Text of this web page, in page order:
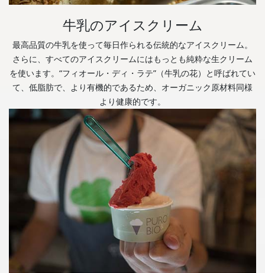
牛乳のアイスクリーム
最高品質の牛乳を使って毎日作られる伝統的なアイスクリーム。
さらに、すべてのアイスクリームにはもっとも純粋な生クリーム
を使います。“フィオール・ディ・ラテ”（牛乳の花）と呼ばれてい
て、低脂肪で、より有機的であるため、オーガニック原材料同様
より健康的です。